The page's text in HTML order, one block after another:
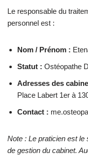
Le responsable du
personnel est :
Nom / Prénom :
Statut : Ostéopathe
Adresses des
Place Labert 1er à
Contact :
Note : Le praticien est le
de gestion du cabinet.